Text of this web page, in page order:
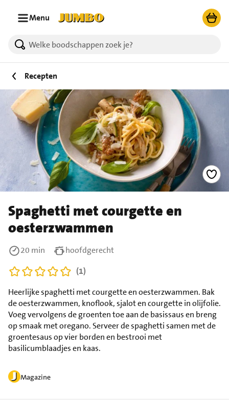
Menu
Recepten
Spaghetti met courgette en
oesterzwammen
Magazine
Heerlijke spaghetti met courgette en oesterzwammen. Bak
de oesterzwammen, knoflook, sjalot en courgette in olijfolie.
Voeg vervolgens de groenten toe aan de basissaus en breng
op smaak met oregano. Serveer de spaghetti samen met de
groentesaus op vier borden en bestrooi met
basilicumblaadjes en kaas.
20 min
hoofdgerecht
(1)